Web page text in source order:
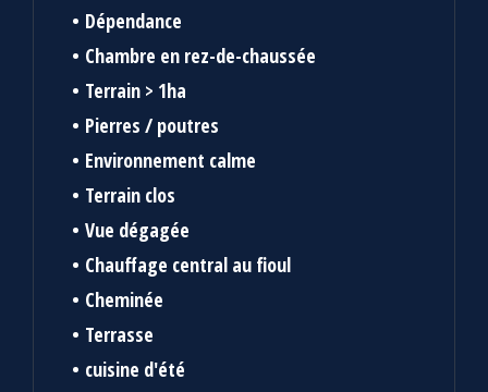
Dépendance
Chambre en rez-de-chaussée
Terrain > 1ha
Pierres / poutres
Environnement calme
Terrain clos
Vue dégagée
Chauffage central au fioul
Cheminée
Terrasse
cuisine d'été